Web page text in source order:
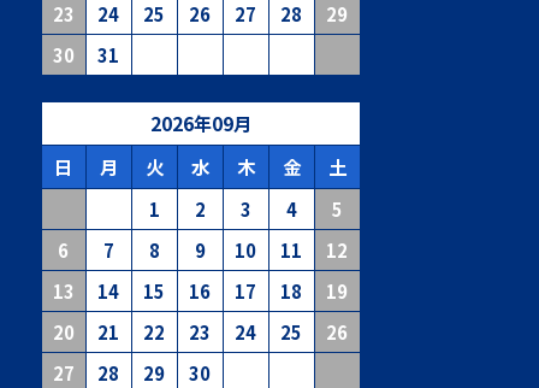
23
24 25 26 27 28
29
30
31
2026年09月
日
月 火 水 木 金 土
1 2 3 4
5
6
7 8 9 10 11
12
13
14 15 16 17 18
19
20
21 22 23 24 25
26
27
28 29 30